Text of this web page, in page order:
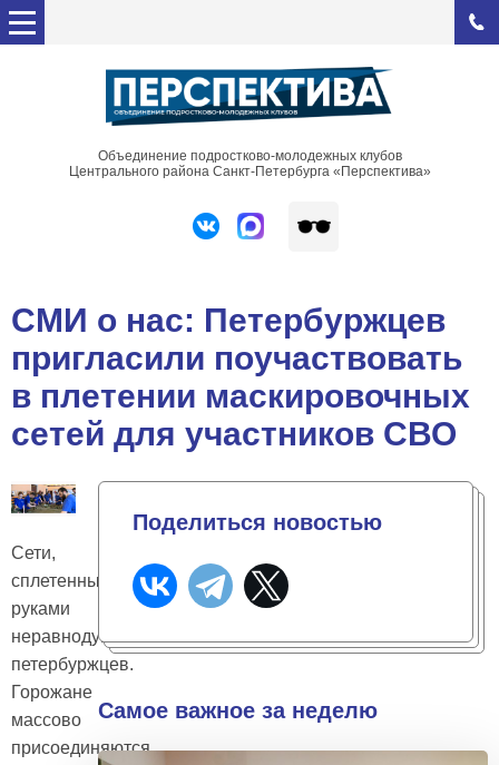
Объединение подростково-молодежных клубов
Центрального района Санкт-Петербурга «Перспектива»
СМИ о нас: Петербуржцев
пригласили поучаствовать
в плетении маскировочных
сетей для участников СВО
Сети,
сплетенные
руками
неравнодушных
петербуржцев.
Горожане
массово
присоединяются
Поделиться новостью
Самое важное за неделю